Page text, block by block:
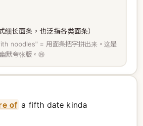
细长面条，也泛指各类面条）
noodles" = 用面条把字拼出来。这是
默夸张版。😄
of a fifth date kinda